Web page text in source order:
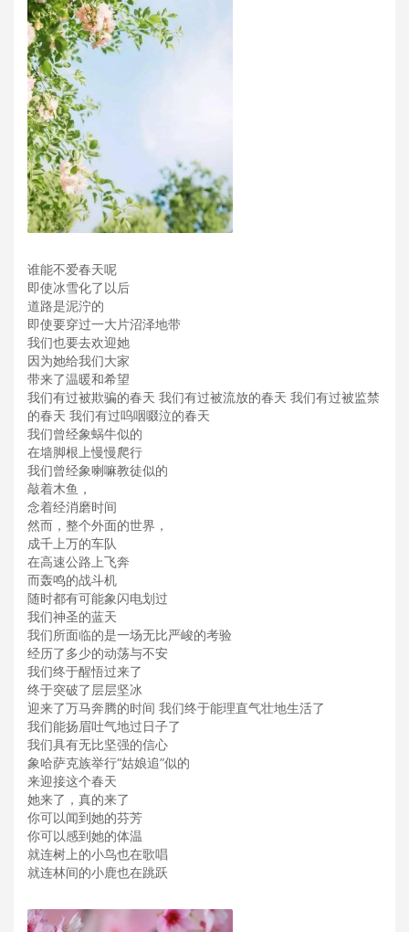
谁能不爱春天呢
即使冰雪化了以后
道路是泥泞的
即使要穿过一大片沼泽地带
我们也要去欢迎她
因为她给我们大家
带来了温暖和希望
我们有过被欺骗的春天 我们有过被流放的春天 我们有过被监禁
的春天 我们有过呜咽啜泣的春天
我们曾经象蜗牛似的
在墙脚根上慢慢爬行
我们曾经象喇嘛教徒似的
敲着木鱼，
念着经消磨时间
然而，整个外面的世界，
成千上万的车队
在高速公路上飞奔
而轰鸣的战斗机
随时都有可能象闪电划过
我们神圣的蓝天
我们所面临的是一场无比严峻的考验
经历了多少的动荡与不安
我们终于醒悟过来了
终于突破了层层坚冰
迎来了万马奔腾的时间 我们终于能理直气壮地生活了
我们能扬眉吐气地过日子了
我们具有无比坚强的信心
象哈萨克族举行“姑娘追”似的
来迎接这个春天
她来了，真的来了
你可以闻到她的芬芳
你可以感到她的体温
就连树上的小鸟也在歌唱
就连林间的小鹿也在跳跃